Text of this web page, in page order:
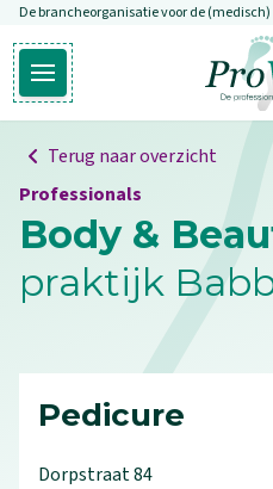
Overslaan en naar de inhoud
De brancheorganisatie voor de
Open hoofdmenu
Ga
Terug naar overzicht
Professionals
Body &
praktijk
Pedicure
Dorpstraat84